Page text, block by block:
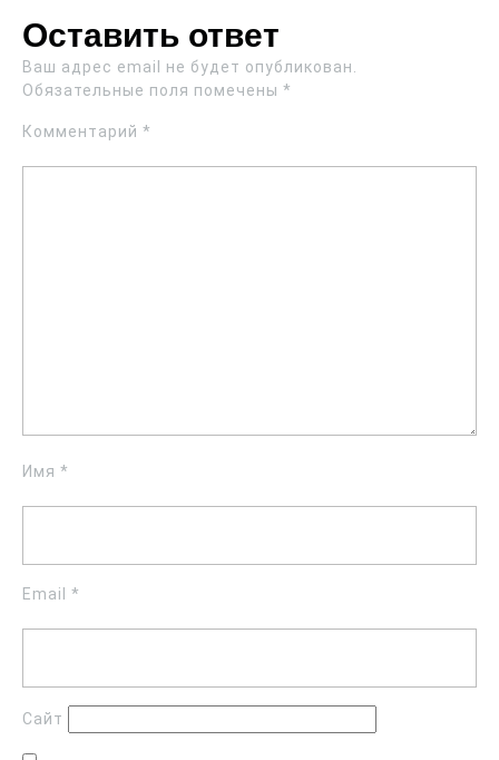
Оставить ответ
Ваш адрес email не будет опубликован.
Обязательные поля помечены *
Комментарий *
Имя *
Email *
Сайт